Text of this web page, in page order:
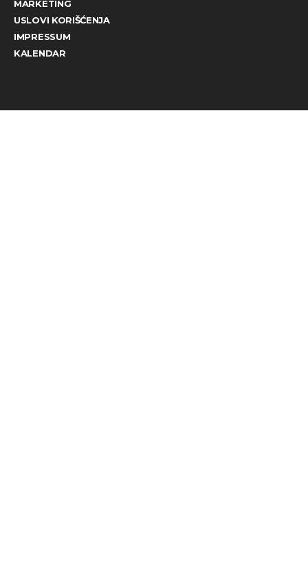
MARKETING
USLOVI KORIŠĆENJA
IMPRESSUM
KALENDAR